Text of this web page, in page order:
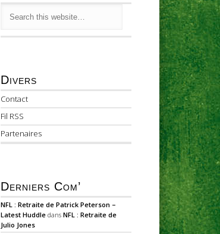
Divers
Contact
Fil RSS
Partenaires
Derniers Com’
NFL : Retraite de Patrick Peterson –
Latest Huddle dansNFL : Retraite de
Julio Jones